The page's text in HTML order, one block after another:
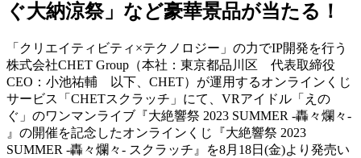
ぐ大納涼祭」など豪華景品が当たる！
「クリエイティビティ×テクノロジー」の力でIP開発を行う
株式会社CHET Group（本社：東京都品川区 代表取締役
CEO：小池祐輔 以下、CHET）が運用するオンラインくじ
サービス「CHETスクラッチ」にて、VRアイドル「えの
ぐ」のワンマンライブ『大絶響祭 2023 SUMMER -轟々爛々-
』の開催を記念したオンラインくじ『大絶響祭 2023
SUMMER -轟々爛々- スクラッチ』を8月18日(金)より発売い